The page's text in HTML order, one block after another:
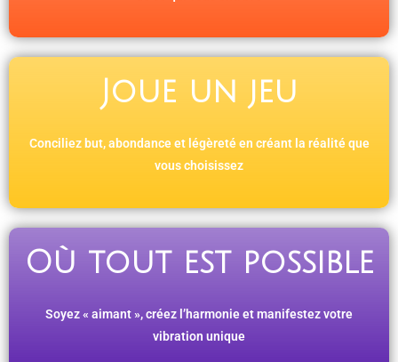
Joue un jeu
Conciliez but, abondance et légèreté en créant la réalité que
vous choisissez
Où tout est possible
Soyez « aimant », créez l’harmonie et manifestez votre
vibration unique